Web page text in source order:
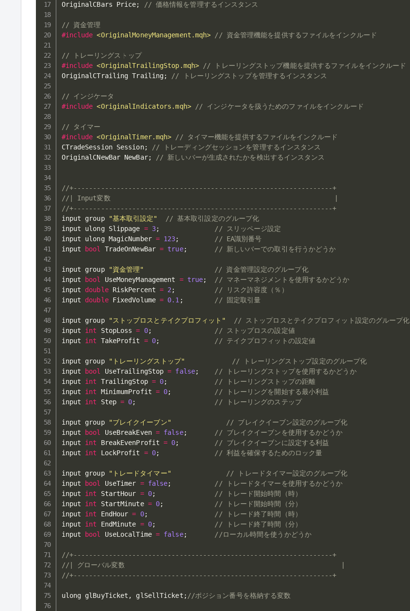
OriginalCBars Price; // 価格情報を管理するインスタンス
// 資金管理
#include <OriginalMoneyManagement.mqh> // 資金管理機能を提供するファイルをインクルード
// トレーリングストップ
#include <OriginalTrailingStop.mqh>
// トレーリングストップ機能を提供するファイルをインクルード
OriginalCTrailing Trailing; // トレーリングストップを管理するインスタンス
// インジケータ
#include <OriginalIndicators.mqh> // インジケータを扱うためのファイルをインクルード
// タイマー
#include <OriginalTimer.mqh>
// タイマー機能を提供するファイルをインクルード
CTradeSession Session;
// トレーディングセッションを管理するインスタンス
OriginalCNewBar NewBar; // 新しいバーが生成されたかを検出するインスタンス
//+------------------------------------------------------------------+
//| Input変数                                                         |
//+------------------------------------------------------------------+
input group
"基本取引設定"
// 基本取引設定のグループ化
input ulong Slippage = 3;
// スリッページ設定
input ulong MagicNumber = 123;
// EA識別番号
input
bool TradeOnNewBar = true; // 新しいバーでの取引を行うかどうか
input group "資金管理"
// 資金管理設定のグループ化
input
bool UseMoneyManagement = true;
// マネーマネジメントを使用するかどうか
input double RiskPercent = 2 ;
// リスク許容度（％）
input double FixedVolume = 0.1 ; // 固定取引量
input group "ストップロスとテイクプロフィット"
// ストップロスとテイクプロフィット設定のグループ化
input int StopLoss = 0;
// ストップロスの設定値
input int TakeProfit = 0; // テイクプロフィットの設定値
input group "トレーリングストップ"
// トレーリングストップ設定のグループ化
input
bool UseTrailingStop = false;
// トレーリングストップを使用するかどうか
input int TrailingStop = 0;
// トレーリングストップの距離
input int MinimumProfit = 0;
// トレーリングを開始する最小利益
input int Step = 0; // トレーリングのステップ
input group "ブレイクイーブン"
// ブレイクイーブン設定のグループ化
input
bool UseBreakEven = false;
// ブレイクイーブンを使用するかどうか
input int BreakEvenProfit = 0;
// ブレイクイーブンに設定する利益
input int LockProfit = 0; // 利益を確保するためのロック量
input group "トレードタイマー"
// トレードタイマー設定のグループ化
input
bool UseTimer = false;
// トレードタイマーを使用するかどうか
input int StartHour = 0;
// トレード開始時間（時）
input int StartMinute = 0;
// トレード開始時間（分）
input int EndHour = 0;
// トレード終了時間（時）
input int EndMinute = 0;
// トレード終了時間（分）
input
bool UseLocalTime = false; //ローカル時間を使うかどうか
//+------------------------------------------------------------------+
//| グローバル変数                                                       |
//+------------------------------------------------------------------+
ulong glBuyTicket , glSellTicket ; //ポジション番号を格納する変数